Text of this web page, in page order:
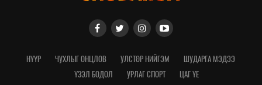
НҮҮР ЧУХЛЫГ ОНЦЛОВ УЛСТӨР НИЙГЭМ
ШУДАРГА МЭДЭЭ
ҮЗЭЛ БОДОЛ
УРЛАГ СПОРТ ЦАГ ҮЕ